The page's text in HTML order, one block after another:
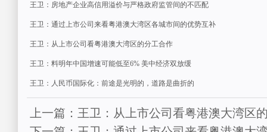
王卫：房地产企业高信用溢价与严格政府监管间的不匹配
王卫：通过上市公司来看粤港澳大湾区各城市间的优势互补
王卫：从上市公司看粤港澳大湾区的分工合作
王卫：料明年中国增速可能低至6% 美中经济双放缓
王卫：人民币国际化：前途是光明的，道路是曲折的
上一篇：王卫：从上市公司看粤港澳大湾区